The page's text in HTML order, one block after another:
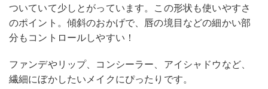
ついていて少しとがっています。この形状も使いやすさ
のポイント。傾斜のおかげで、唇の境目などの細かい部
分もコントロールしやすい！
ファンデやリップ、コンシーラー、アイシャドウなど、
繊細にぼかしたいメイクにぴったりです。